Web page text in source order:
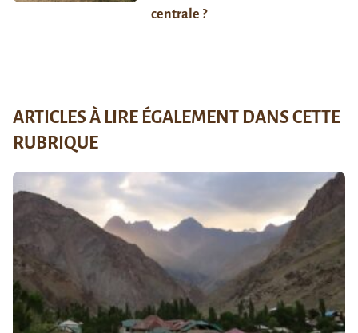
centrale ?
ARTICLES À LIRE ÉGALEMENT DANS CETTE
RUBRIQUE